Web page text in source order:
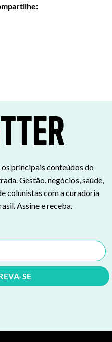
principais conteúdos do
Gestão, negócios, saúde,
colunistas com a curadoria
Assine e receba.